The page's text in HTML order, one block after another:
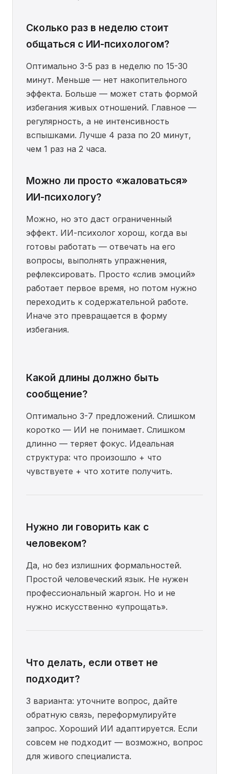
Сколько раз в неделю стоит
общаться с ИИ-психологом?
Оптимально 3-5 раз в неделю по 15-30
минут. Меньше — нет накопительного
эффекта. Больше — может стать формой
избегания живых отношений. Главное —
регулярность, а не интенсивность
вспышками. Лучше 4 раза по 20 минут,
чем 1 раз на 2 часа.
Можно ли просто «жаловаться»
ИИ-психологу?
Можно, но это даст ограниченный
эффект. ИИ-психолог хорош, когда вы
готовы работать — отвечать на его
вопросы, выполнять упражнения,
рефлексировать. Просто «слив эмоций»
работает первое время, но потом нужно
переходить к содержательной работе.
Иначе это превращается в форму
избегания.
Какой длины должно быть
сообщение?
Оптимально 3-7 предложений. Слишком
коротко — ИИ не понимает. Слишком
длинно — теряет фокус. Идеальная
структура: что произошло + что
чувствуете + что хотите получить.
Нужно ли говорить как с
человеком?
Да, но без излишних формальностей.
Простой человеческий язык. Не нужен
профессиональный жаргон. Но и не
нужно искусственно «упрощать».
Что делать, если ответ не
подходит?
3 варианта: уточните вопрос, дайте
обратную связь, переформулируйте
запрос. Хороший ИИ адаптируется. Если
совсем не подходит — возможно, вопрос
для живого специалиста.